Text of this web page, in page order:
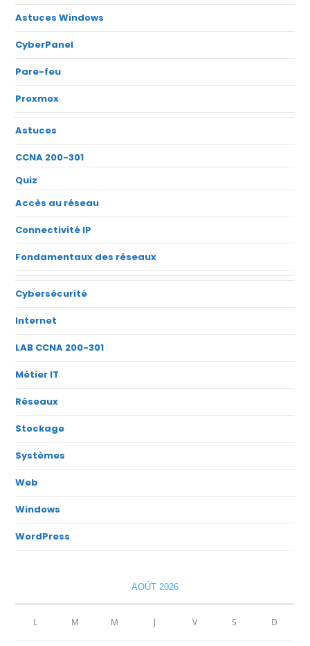
Astuces Windows
CyberPanel
Pare-feu
Proxmox
Astuces
CCNA 200-301
Quiz
Accès au réseau
Connectivité IP
Fondamentaux des réseaux
Cybersécurité
Internet
LAB CCNA 200-301
Métier IT
Réseaux
Stockage
Systèmes
Web
Windows
WordPress
AOÛT 2026
L M M J V S D